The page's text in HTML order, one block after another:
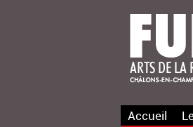
Accueil